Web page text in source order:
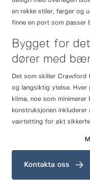
en rekke stiler, farger og
finne en port som passer
Bygget for
dører med
Det som skiller Crawford
og langsiktig ytelse.
klima, noe som
konstruksjonen inkluderer
værtetting for økt
dem til et praktisk
størrelses- og
balansert kombinasjon av
Kontakta oss